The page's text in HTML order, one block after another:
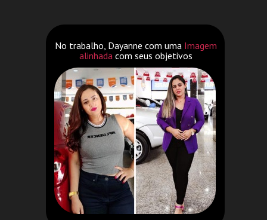
No trabalho, Dayanne com uma Imagem
alinhada com seus objetivos